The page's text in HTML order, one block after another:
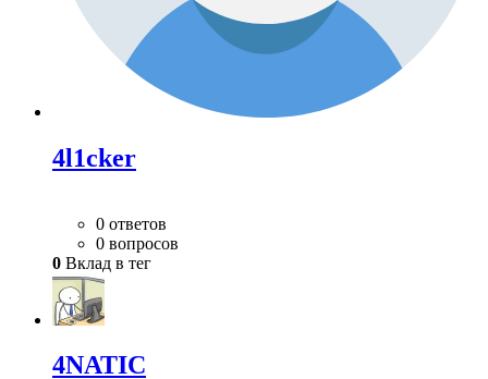
4l1cker
0 ответов
0 вопросов
0 Вклад в тег
4NATIC